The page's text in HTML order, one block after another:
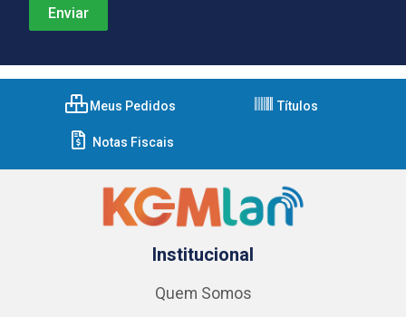
Meus Pedidos Títulos
Notas Fiscais
Institucional
Quem Somos